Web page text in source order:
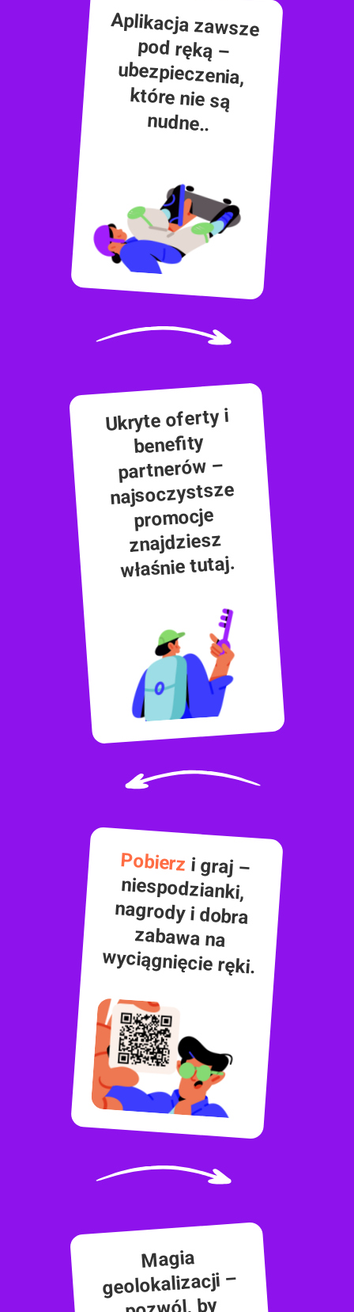
Aplikacja zawsze
pod ręką –
ubezpieczenia,
które nie są
nudne..
Ukryte oferty i
benefity
partnerów –
najsoczystsze
promocje
znajdziesz
właśnie tutaj.
Pobierz i graj –
niespodzianki,
nagrody i dobra
zabawa na
wyciągnięcie ręki.
Magia
geolokalizacji –